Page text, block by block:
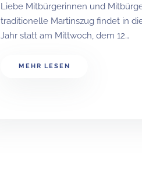
Liebe Mitbürgerinnen und
traditionelle Martinszug findet in
Jahr statt am Mittwoch, dem 12…
MEHR LESEN